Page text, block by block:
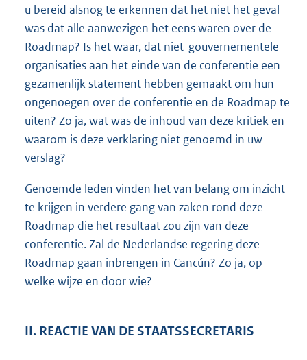
u bereid alsnog te erkennen dat het niet het geval
was dat alle aanwezigen het eens waren over de
Roadmap? Is het waar, dat niet-gouvernementele
organisaties aan het einde van de conferentie een
gezamenlijk statement hebben gemaakt om hun
ongenoegen over de conferentie en de Roadmap te
uiten? Zo ja, wat was de inhoud van deze kritiek en
waarom is deze verklaring niet genoemd in uw
verslag?
Genoemde leden vinden het van belang om inzicht
te krijgen in verdere gang van zaken rond deze
Roadmap die het resultaat zou zijn van deze
conferentie. Zal de Nederlandse regering deze
Roadmap gaan inbrengen in Cancún? Zo ja, op
welke wijze en door wie?
II. REACTIE VAN DE STAATSSECRETARIS